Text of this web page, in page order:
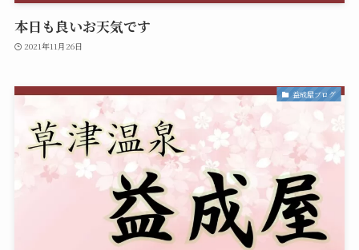
本日も良いお天気です
2021年11月26日
益成屋ブログ